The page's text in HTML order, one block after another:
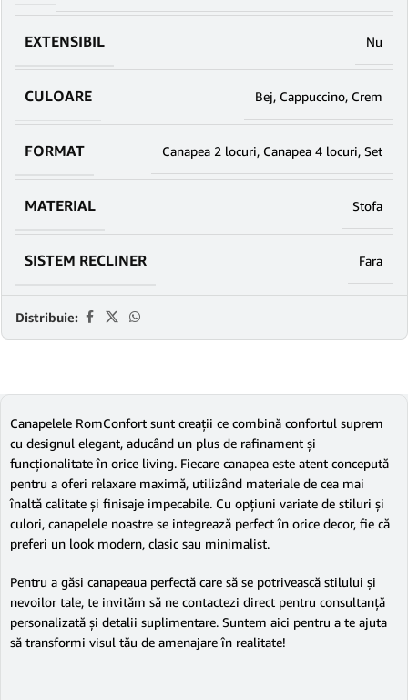
EXTENSIBIL Nu
CULOARE Bej, Cappuccino, Crem
FORMAT Canapea 2 locuri, Canapea 4 locuri, Set
MATERIAL Stofa
SISTEM RECLINER Fara
Distribuie:
Canapelele RomConfort sunt creații ce combină confortul suprem
cu designul elegant, aducând un plus de rafinament și
funcționalitate în orice living. Fiecare canapea este atent concepută
pentru a oferi relaxare maximă, utilizând materiale de cea mai
înaltă calitate și finisaje impecabile. Cu opțiuni variate de stiluri și
culori, canapelele noastre se integrează perfect în orice decor, fie că
preferi un look modern, clasic sau minimalist.
Pentru a găsi canapeaua perfectă care să se potrivească stilului și
nevoilor tale, te invităm să ne contactezi direct pentru consultanță
personalizată și detalii suplimentare. Suntem aici pentru a te ajuta
să transformi visul tău de amenajare în realitate!